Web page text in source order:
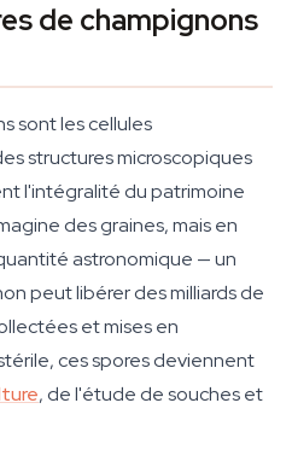
de champignons
sont les cellules
structures microscopiques
l'intégralité du patrimoine
des graines, mais en
astronomique — un
peut libérer des milliards de
et mises en
ces spores deviennent
, de l'étude de souches et